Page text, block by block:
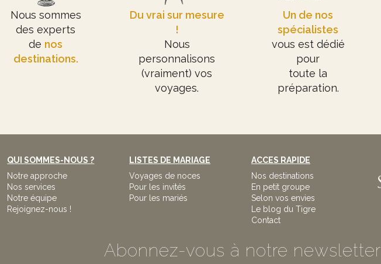
Nous sommes
des experts
de nos
destinations.
Du vrai sur mesure
!
Nous
personnalisons
(vraiment) vos
voyages.
Un de nos
spécialistes
vous est dédié
pour
toute la
préparation.
QUI SOMMES-NOUS ?
Notre approche
Nos services
Notre équipe
Rejoignez-nous !
LISTES DE MARIAGE
Voyages de noces
Pour les invités
Pour les mariés
ACCES RAPIDE
Nos destinations
En petit groupe
Selon vos envies
Le blog du Tigre
Contact
Abonnez-vous à notre newsletter